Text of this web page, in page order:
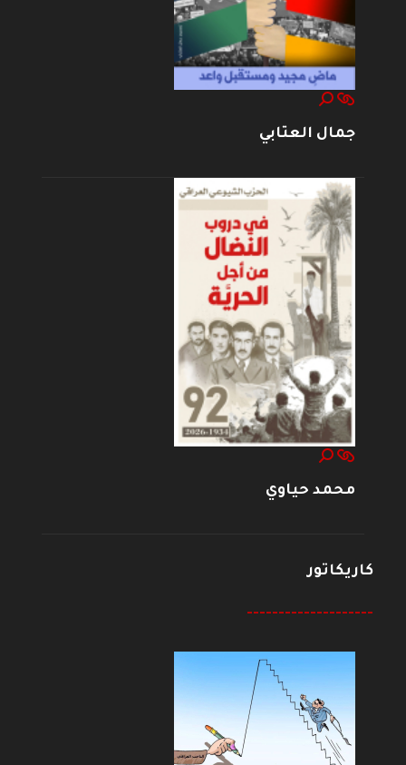
جمال العتابي
محمد حياوي
كاريكاتور
--------------------